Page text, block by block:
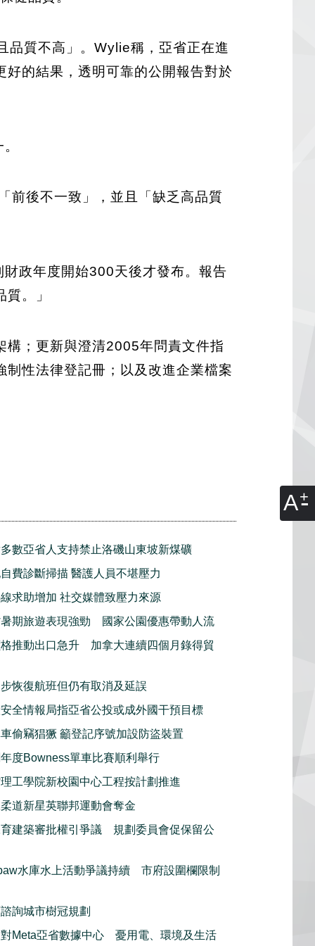
A
品質不高」。Wylie稱，亞省正在進
的結果，透明可靠的公開報告對於
前後不一致」，並且「缺乏高品質
政年度開始300天後才發布。報告
。」
構；更新與澄清2005年問責文件指
性法律登記冊；以及改進企業檔案
數亞省人支持禁止洛磯山東坡新煤礦
費診斷掃描 醫護人員不堪壓力
求助增加 社交媒體致壓力來源
期旅遊表現強勁 國家公園優惠帶動人流
推動出口急升 加拿大連續四個月錄得貿
恢復航班但仍有取消及延誤
全情報局指亞省公投或成外國干預目標
偷竊猖獗 籲登記序號加設防盜裝置
度Bowness單車比賽順利舉行
工學院新校園中心工程按計劃推進
道新星英聯邦運動會奪金
建築審批權引爭議 規劃委員會促保留公
水庫水上活動爭議持續 市府設圍欄限制
詢城市樹冠規劃
對Meta亞省數據中心 憂用電、環境及生活